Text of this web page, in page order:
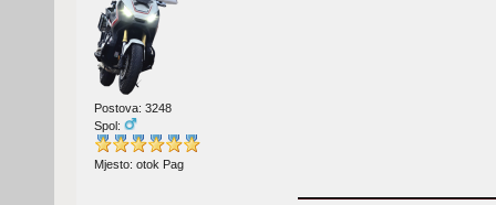
Postova: 3248
Spol:
Mjesto: otok Pag